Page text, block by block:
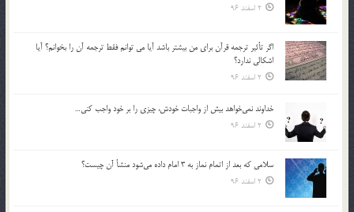
2 اسفند 96
اگر تأثير ترجمه قرآن براي من بيشتر باشد آيا مي توانم فقط ترجمه آن را بخوانم؟ آيا
اشكالي ندارد؟
2 اسفند 96
خداوند نمي‌خواهد بيش از واجبات خودش، چيزي را بر خود واجب كني…
2 اسفند 96
سلامي كه بعد از اتمام نماز به 3 امام داده مي‌شود منشأ آن چيست؟
2 اسفند 96